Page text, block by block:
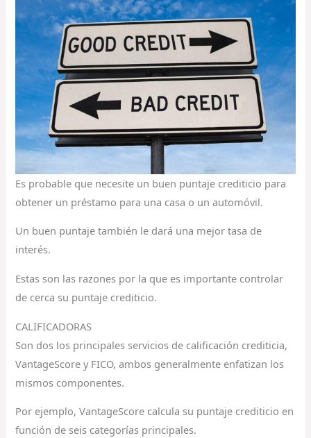
Es probable que necesite un buen puntaje crediticio para
obtener un préstamo para una casa o un automóvil.
Un buen puntaje también le dará una mejor tasa de
interés.
Estas son las razones por la que es importante controlar
de cerca su puntaje crediticio.
CALIFICADORAS
Son dos los principales servicios de calificación crediticia,
VantageScore y FICO, ambos generalmente enfatizan los
mismos componentes.
Por ejemplo, VantageScore calcula su puntaje crediticio en
función de seis categorías principales.